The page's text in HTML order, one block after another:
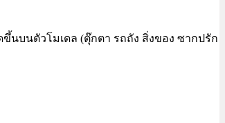
ขึ้นบนตัวโมเดล (ตุ๊กตา รถถัง สิ่งของ ซากปรัก